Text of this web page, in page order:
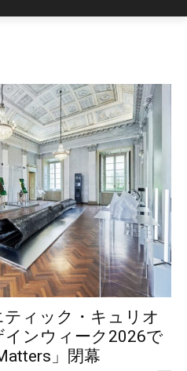
ィック・キュリオ
ンウィーク2026で
」閉幕